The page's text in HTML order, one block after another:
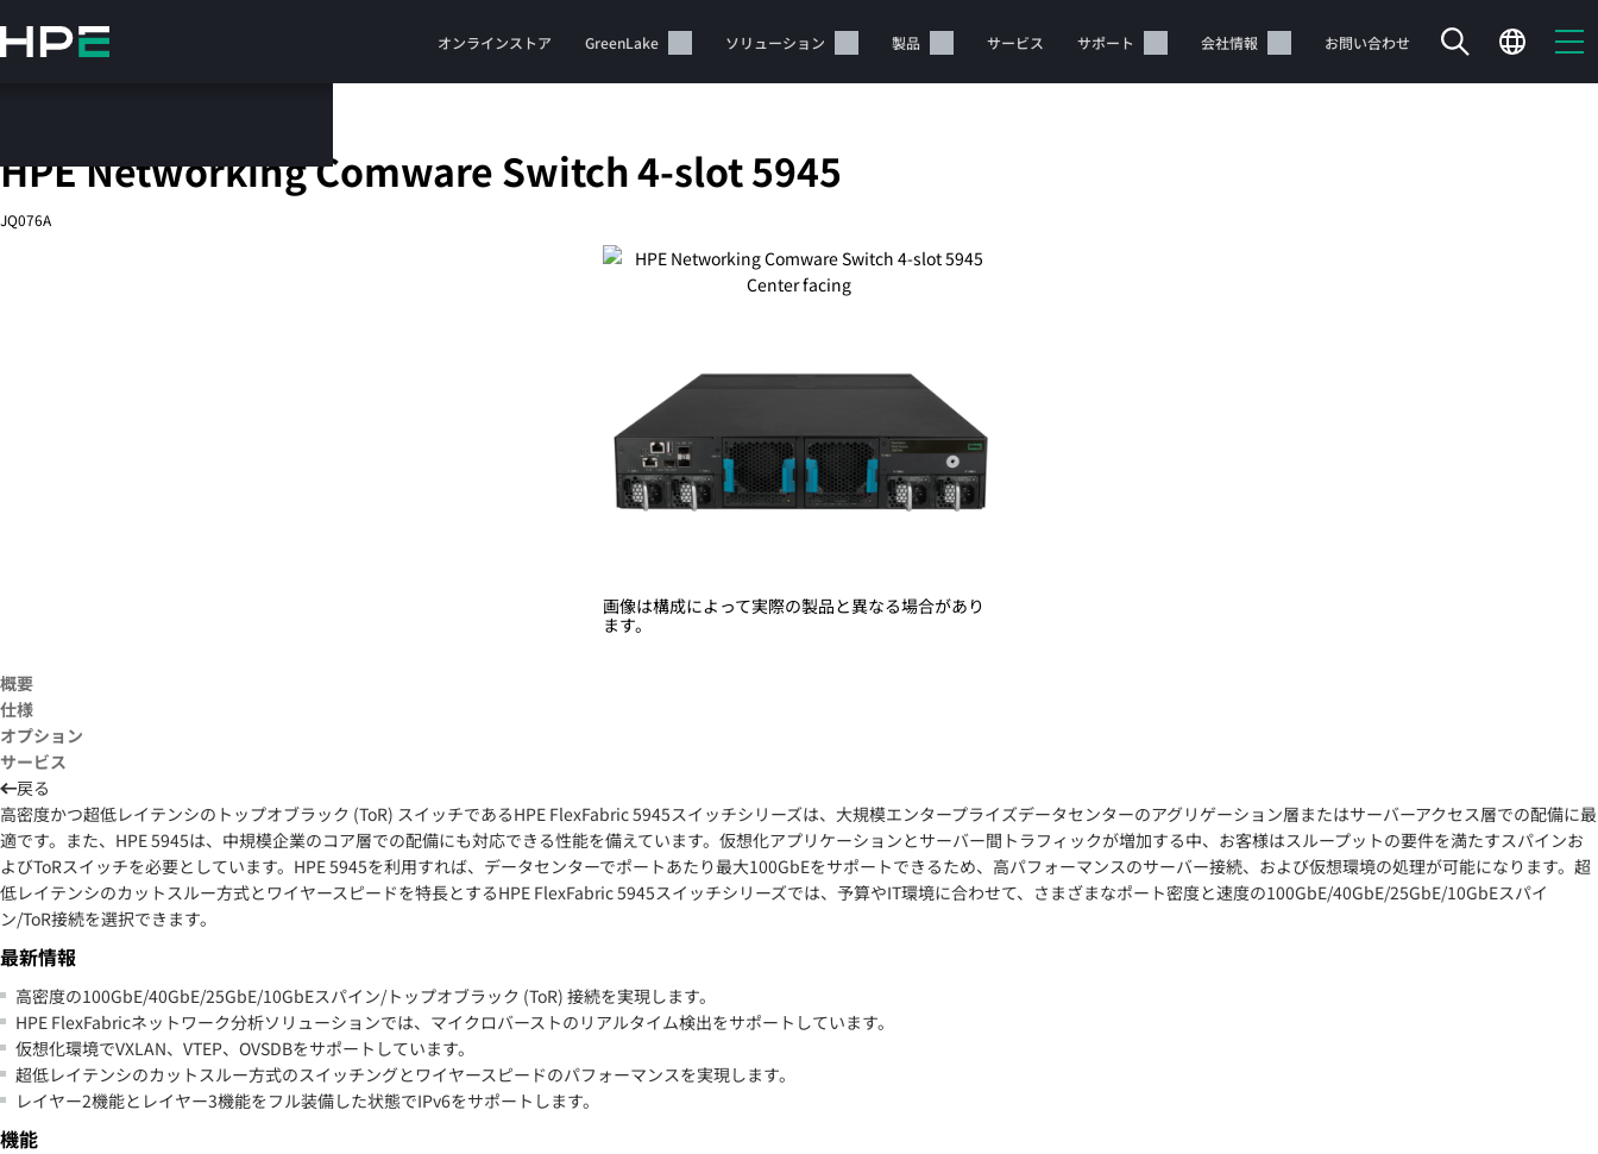
イ
テ
ツ
オンラインストア GreenLake ソリューション 製品 サービス サポート 会社情報 お問い合わせ
HPEストアで商品を検索、構成、注文できます。
今すぐ購入
HPE Networking Comware Switch 4-slot 5945
JQ076A
画像は構成によって実際の製品と異なる場合があり
ます。
概要
仕様
オプション
サービス
戻る
高密度かつ超低レイテンシのトップオブラック (ToR) スイッチであるHPE FlexFabric 5945スイッチシリーズは、大規模エンタープライズデータセンターのアグリゲーション層またはサーバーアクセス層での配備に最
適です。また、HPE 5945は、中規模企業のコア層での配備にも対応できる性能を備えています。仮想化アプリケーションとサーバー間トラフィックが増加する中、お客様はスループットの要件を満たすスパインお
よびToRスイッチを必要としています。HPE 5945を利用すれば、データセンターでポートあたり最大100GbEをサポートできるため、高パフォーマンスのサーバー接続、および仮想環境の処理が可能になります。超
低レイテンシのカットスルー方式とワイヤースピードを特長とするHPE FlexFabric 5945スイッチシリーズでは、予算やIT環境に合わせて、さまざまなポート密度と速度の100GbE/40GbE/25GbE/10GbEスパイ
ン/ToR接続を選択できます。
最新情報
高密度の100GbE/40GbE/25GbE/10GbEスパイン/トップオブラック (ToR) 接続を実現します。
HPE FlexFabricネットワーク分析ソリューションでは、マイクロバーストのリアルタイム検出をサポートしています。
仮想化環境でVXLAN、VTEP、OVSDBをサポートしています。
超低レイテンシのカットスルー方式のスイッチングとワイヤースピードのパフォーマンスを実現します。
レイヤー2機能とレイヤー3機能をフル装備した状態でIPv6をサポートします。
機能